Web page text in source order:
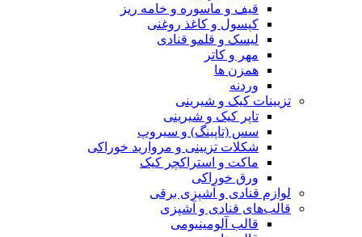
قیف و ماسوره و خامه ریز
کپسول و کاغذ روغنی
لیسک و قلمو قنادی
مهر و کاتر
همزن ها
وردنه
تزیینات کیک و شیرینی
تاپر کیک و شیرینی
سس (تاپینگ) و سیروپ
شکلات تزیینی و مروارید خوراکی
ماکت و استراکچر کیک
ورق خوراکی
لوازم قنادی و آشپزی برقی
قالب‌های قنادی و آشپزی
قالب آلومینیومی